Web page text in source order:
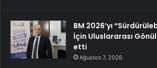
BM 2026’yı
İçin Uluslararası
etti
Ağustos 7, 2026